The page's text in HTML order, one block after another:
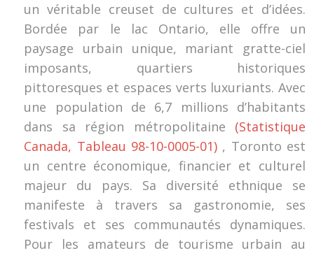
un véritable creuset de cultures et d’idées.
Bordée par le lac Ontario, elle offre un
paysage urbain unique, mariant gratte-ciel
imposants, quartiers historiques
pittoresques et espaces verts luxuriants. Avec
une population de 6,7 millions d’habitants
dans sa région métropolitaine (Statistique
Canada, Tableau 98-10-0005-01) , Toronto est
un centre économique, financier et culturel
majeur du pays. Sa diversité ethnique se
manifeste à travers sa gastronomie, ses
festivals et ses communautés dynamiques.
Pour les amateurs de tourisme urbain au